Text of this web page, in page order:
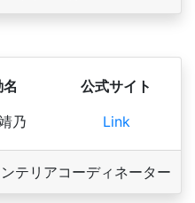
乃
公式サイト
Link
テリアコーディネーター